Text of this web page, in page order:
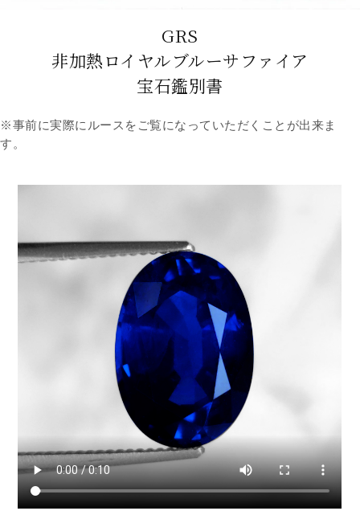
GRS
非加熱ロイヤルブルーサファイア
宝石鑑別書
※事前に実際にルースをご覧になっていただくことが出来ま
す。